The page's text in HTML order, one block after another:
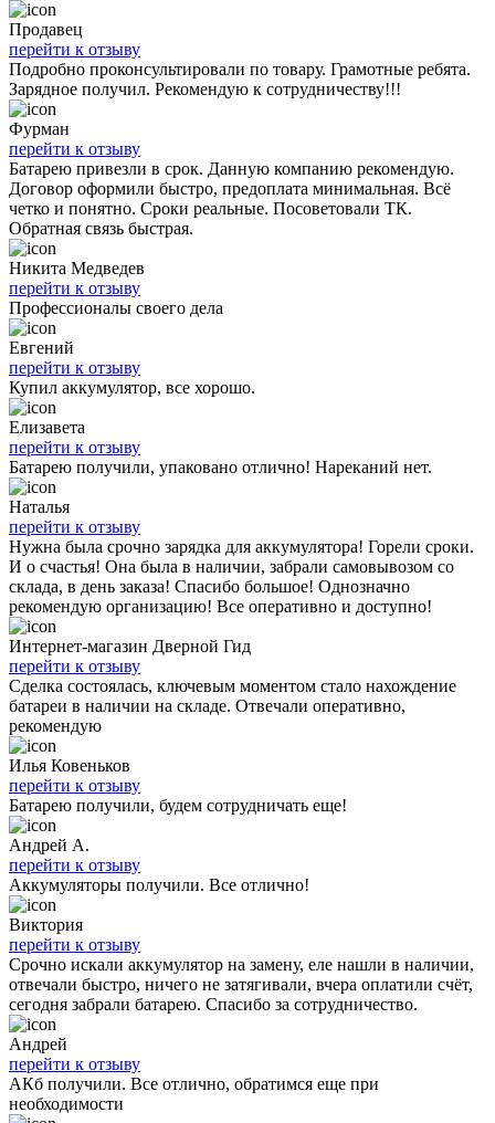
Продавец
перейти к отзыву
Подробно проконсультировали по товару. Грамотные ребята.
Зарядное получил. Рекомендую к сотрудничеству!!!
Фурман
перейти к отзыву
Батарею привезли в срок. Данную компанию рекомендую.
Договор оформили быстро, предоплата минимальная. Всё
четко и понятно. Сроки реальные. Посоветовали ТК.
Обратная связь быстрая.
Никита Медведев
перейти к отзыву
Профессионалы своего дела
Евгений
перейти к отзыву
Купил аккумулятор, все хорошо.
Елизавета
перейти к отзыву
Батарею получили, упаковано отлично! Нареканий нет.
Наталья
перейти к отзыву
Нужна была срочно зарядка для аккумулятора! Горели сроки.
И о счастья! Она была в наличии, забрали самовывозом со
склада, в день заказа! Спасибо большое! Однозначно
рекомендую организацию! Все оперативно и доступно!
Интернет-магазин Дверной Гид
перейти к отзыву
Сделка состоялась, ключевым моментом стало нахождение
батареи в наличии на складе. Отвечали оперативно,
рекомендую
Илья Ковеньков
перейти к отзыву
Батарею получили, будем сотрудничать еще!
Андрей А.
перейти к отзыву
Аккумуляторы получили. Все отлично!
Виктория
перейти к отзыву
Срочно искали аккумулятор на замену, еле нашли в наличии,
отвечали быстро, ничего не затягивали, вчера оплатили счёт,
сегодня забрали батарею. Спасибо за сотрудничество.
Андрей
перейти к отзыву
АКб получили. Все отлично, обратимся еще при
необходимости